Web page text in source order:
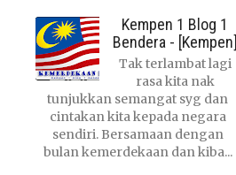
Kempen 1 Blog 1
Bendera - [Kempen]
Tak terlambat lagi
rasa kita nak
tunjukkan semangat syg dan
cintakan kita kepada negara
sendiri. Bersamaan dengan
bulan kemerdekaan dan kiba...